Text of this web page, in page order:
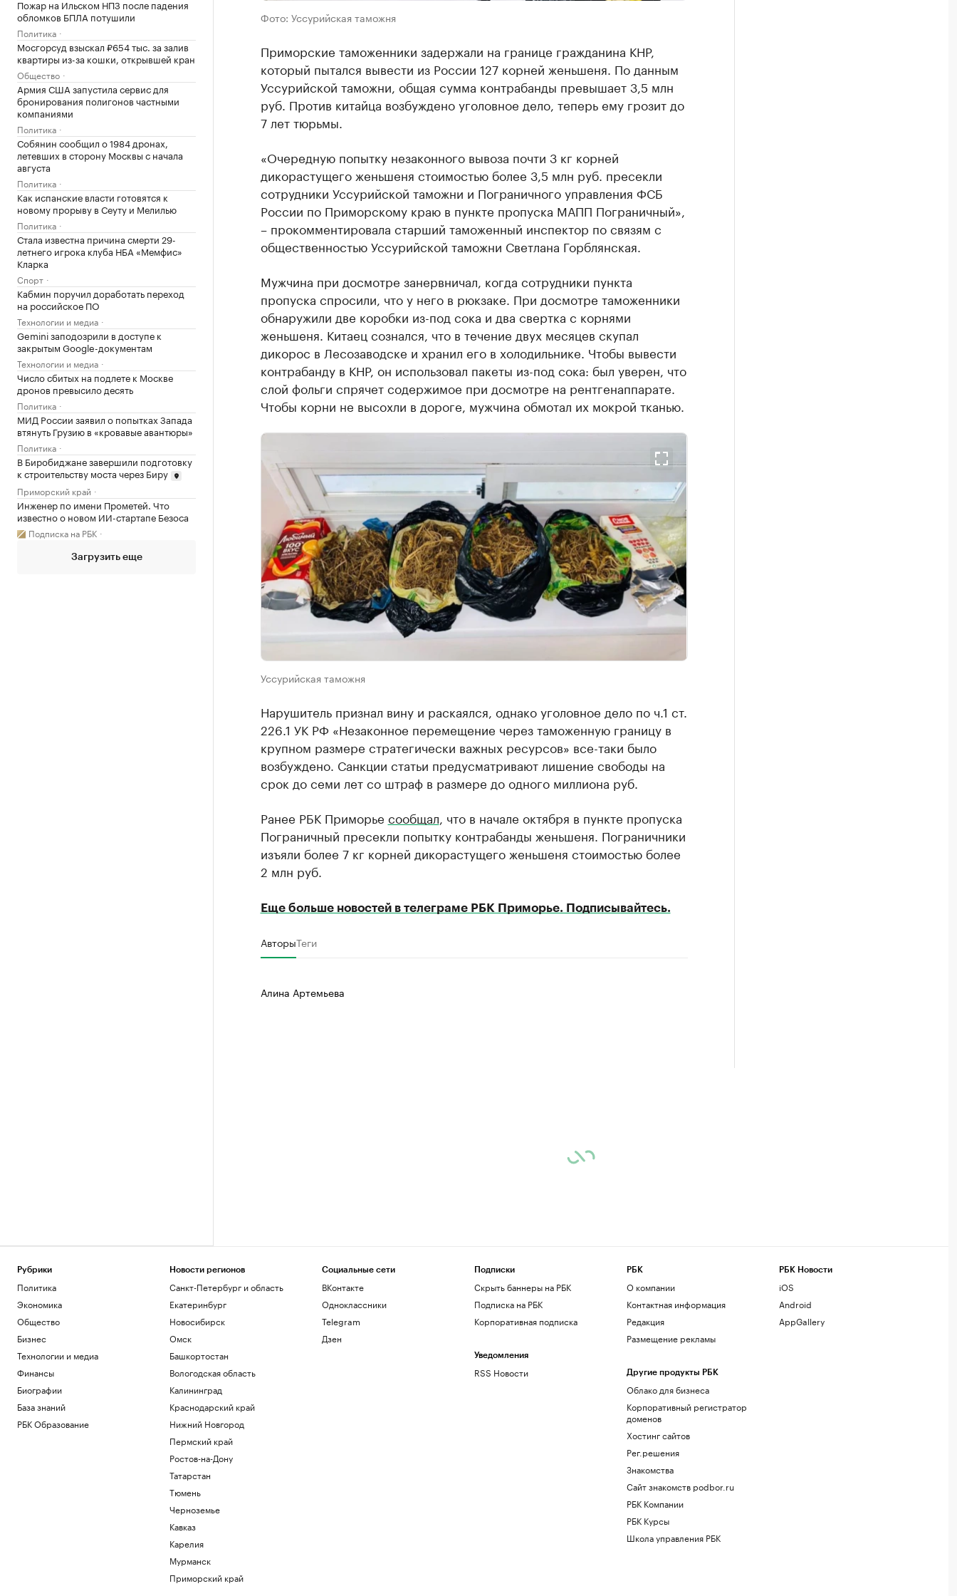
Пожар на Ильском НПЗ после падения
обломков БПЛА потушили
Политика
Мосгорсуд взыскал ₽654 тыс. за залив
квартиры из-за кошки, открывшей кран
Общество
Армия США запустила сервис для
бронирования полигонов частными
компаниями
Политика
Собянин сообщил о 1984 дронах,
летевших в сторону Москвы с начала
августа
Политика
Как испанские власти готовятся к
новому прорыву в Сеуту и Мелилью
Политика
Стала известна причина смерти 29-
летнего игрока клуба НБА «Мемфис»
Кларка
Спорт
Кабмин поручил доработать переход
на российское ПО
Технологии и медиа
Gemini заподозрили в доступе к
закрытым Google-документам
Технологии и медиа
Число сбитых на подлете к Москве
дронов превысило десять
Политика
МИД России заявил о попытках Запада
втянуть Грузию в «кровавые авантюры»
Политика
В Биробиджане завершили подготовку
к строительству моста через Биру
Приморский край
Инженер по имени Прометей. Что
известно о новом ИИ-стартапе Безоса
Подписка на РБК
Загрузить еще
Фото: Уссурийская таможня
Приморские таможенники задержали на границе гражданина КНР,
который пытался вывести из России 127 корней женьшеня. По данным
Уссурийской таможни, общая сумма контрабанды превышает 3,5 млн
руб. Против китайца возбуждено уголовное дело, теперь ему грозит до
7 лет тюрьмы.
«Очередную попытку незаконного вывоза почти 3 кг корней
дикорастущего женьшеня стоимостью более 3,5 млн руб. пресекли
сотрудники Уссурийской таможни и Пограничного управления ФСБ
России по Приморскому краю в пункте пропуска МАПП Пограничный»,
– прокомментировала старший таможенный инспектор по связям с
общественностью Уссурийской таможни Светлана Горблянская.
Мужчина при досмотре занервничал, когда сотрудники пункта
пропуска спросили, что у него в рюкзаке. При досмотре таможенники
обнаружили две коробки из-под сока и два свертка с корнями
женьшеня. Китаец сознался, что в течение двух месяцев скупал
дикорос в Лесозаводске и хранил его в холодильнике. Чтобы вывести
контрабанду в КНР, он использовал пакеты из-под сока: был уверен, что
слой фольги спрячет содержимое при досмотре на рентгенаппарате.
Чтобы корни не высохли в дороге, мужчина обмотал их мокрой тканью.
Уссурийская таможня
Нарушитель признал вину и раскаялся, однако уголовное дело по ч.1 ст.
226.1 УК РФ «Незаконное перемещение через таможенную границу в
крупном размере стратегически важных ресурсов» все-таки было
возбуждено. Санкции статьи предусматривают лишение свободы на
срок до семи лет со штраф в размере до одного миллиона руб.
Ранее РБК Приморье сообщал , что в начале октября в пункте пропуска
Пограничный пресекли попытку контрабанды женьшеня. Пограничники
изъяли более 7 кг корней дикорастущего женьшеня стоимостью более
2 млн руб.
Еще больше новостей в телеграме РБК Приморье. Подписывайтесь.
АвторыТеги
Алина Артемьева
Рубрики
Политика
Экономика
Общество
Бизнес
Технологии и медиа
Финансы
Биографии
База знаний
РБК Образование
Новости регионов
Санкт-Петербург и область
Екатеринбург
Новосибирск
Омск
Башкортостан
Вологодская область
Калининград
Краснодарский край
Нижний Новгород
Пермский край
Ростов-на-Дону
Татарстан
Тюмень
Черноземье
Кавказ
Карелия
Мурманск
Приморский край
Социальные сети
ВКонтакте
Одноклассники
Telegram
Дзен
Подписки
Скрыть баннеры на РБК
Подписка на РБК
Корпоративная подписка
Уведомления
RSS Новости
РБК
О компании
Контактная информация
Редакция
Размещение рекламы
Другие продукты РБК
Облако для бизнеса
Корпоративный регистратор
доменов
Хостинг сайтов
Рег.решения
Знакомства
Сайт знакомств podbor.ru
РБК Компании
РБК Курсы
Школа управления РБК
РБК Новости
iOS
Android
AppGallery